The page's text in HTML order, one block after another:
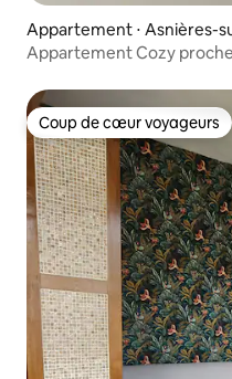
Appartement ⋅ Asnières-
Appartement Cozy
Coup de cœur voyageurs
Coup de cœur voyageurs